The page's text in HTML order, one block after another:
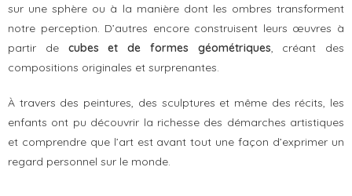
sur une sphère ou à la manière dont les ombres transforment
notre perception. D’autres encore construisent leurs œuvres à
partir de cubes et de formes géométriques, créant des
compositions originales et surprenantes.
À travers des peintures, des sculptures et même des récits, les
enfants ont pu découvrir la richesse des démarches artistiques
et comprendre que l’art est avant tout une façon d’exprimer un
regard personnel sur le monde.